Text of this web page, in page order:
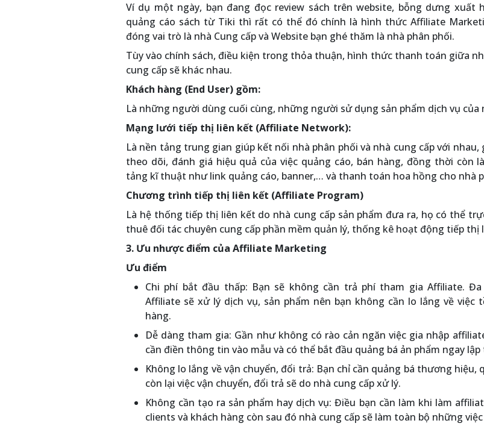
Ví dụ một ngày, bạn đang đọc review sách trên website, bỗng dưng xuất
quảng cáo sách từ Tiki thì rất có thể đó chính là hình thức Affiliate
đóng vai trò là nhà Cung cấp và Website bạn ghé thăm là nhà phân phối.
Tùy vào chính sách, điều kiện trong thỏa thuận, hình thức thanh toán giữa
cung cấp sẽ khác nhau.
Khách hàng (End User) gồm:
Là những người dùng cuối cùng, những người sử dụng sản phẩm dịch vụ của
Mạng lưới tiếp thị liên kết (Affiliate Network):
Là nền tảng trung gian giúp kết nối nhà phân phối và nhà cung cấp với nhau,
theo dõi, đánh giá hiệu quả của việc quảng cáo, bán hàng, đồng thời còn
tảng kĩ thuật như link quảng cáo, banner,… và thanh toán hoa hồng cho nhà
Chương trình tiếp thị liên kết (Affiliate Program)
Là hệ thống tiếp thị liên kết do nhà cung cấp sản phẩm đưa ra, họ có thể
thuê đối tác chuyên cung cấp phần mềm quản lý, thống kê hoạt động tiếp thị
3. Ưu nhược điểm của Affiliate Marketing
Ưu điểm
Chi phí bắt đầu thấp: Bạn sẽ không cần trả phí tham gia Affiliate.
Affiliate sẽ xử lý dịch vụ, sản phẩm nên bạn không cần lo lắng về việc
hàng.
Dễ dàng tham gia: Gần như không có rào cản ngăn việc gia nhập
cần điền thông tin vào mẫu và có thể bắt đầu quảng bá ản phẩm ngay lập
Không lo lắng về vận chuyển, đổi trả: Bạn chỉ cần quảng bá thương hiệu,
còn lại việc vận chuyển, đổi trả sẽ do nhà cung cấp xử lý.
Không cần tạo ra sản phẩm hay dịch vụ: Điều bạn cần làm khi làm
clients và khách hàng còn sau đó nhà cung cấp sẽ làm toàn bộ những